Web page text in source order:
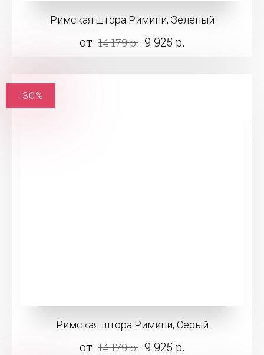
Римская штора Римини, Зеленый
от 14 179 р. 9 925 р.
Римская штора Римини, Серый
от 14 179 р. 9 925 р.
-30%